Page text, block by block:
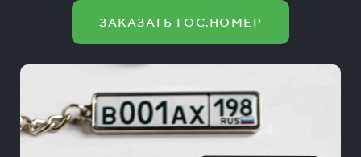
ЗАКАЗАТЬ ГОС.НОМЕР